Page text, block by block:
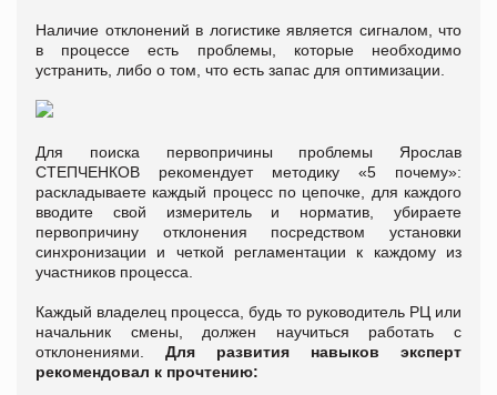
Наличие отклонений в логистике является сигналом, что
в процессе есть проблемы, которые необходимо
устранить, либо о том, что есть запас для оптимизации.
Для поиска первопричины проблемы Ярослав
СТЕПЧЕНКОВ рекомендует методику «5 почему»:
раскладываете каждый процесс по цепочке, для каждого
вводите свой измеритель и норматив, убираете
первопричину отклонения посредством установки
синхронизации и четкой регламентации к каждому из
участников процесса.
Каждый владелец процесса, будь то руководитель РЦ или
начальник смены, должен научиться работать с
отклонениями. Для развития навыков эксперт
рекомендовал к прочтению: